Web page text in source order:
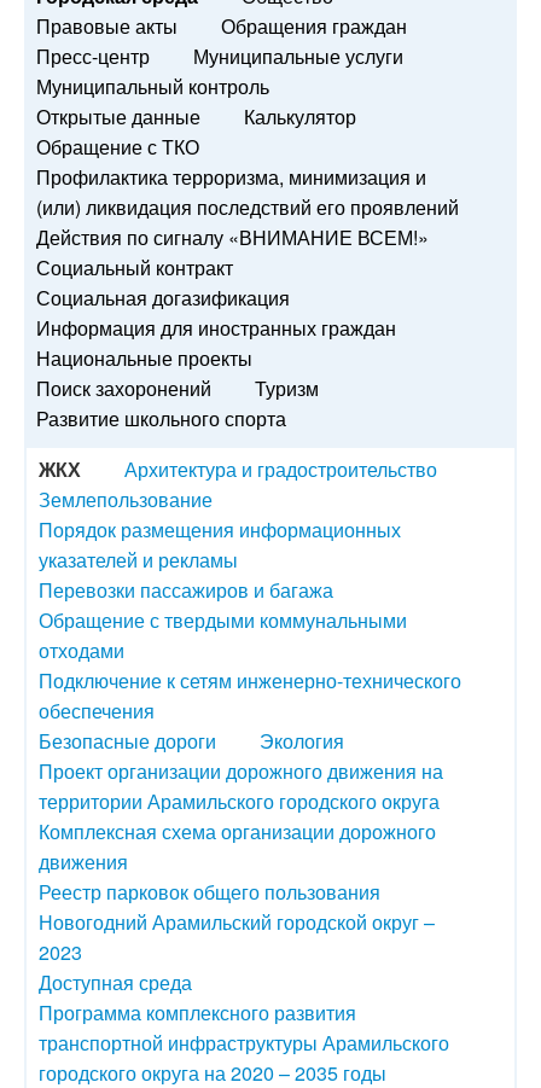
Правовые акты
Обращения граждан
Пресс-центр
Муниципальные услуги
Муниципальный контроль
Открытые данные
Калькулятор
Обращение с ТКО
Профилактика терроризма, минимизация и
(или) ликвидация последствий его проявлений
Действия по сигналу «ВНИМАНИЕ ВСЕМ!»
Социальный контракт
Социальная догазификация
Информация для иностранных граждан
Национальные проекты
Поиск захоронений
Туризм
Развитие школьного спорта
ЖКХ
Архитектура и градостроительство
Землепользование
Порядок размещения информационных
указателей и рекламы
Перевозки пассажиров и багажа
Обращение с твердыми коммунальными
отходами
Подключение к сетям инженерно-технического
обеспечения
Безопасные дороги
Экология
Проект организации дорожного движения на
территории Арамильского городского округа
Комплексная схема организации дорожного
движения
Реестр парковок общего пользования
Новогодний Арамильский городской округ –
2023
Доступная среда
Программа комплексного развития
транспортной инфраструктуры Арамильского
городского округа на 2020 – 2035 годы